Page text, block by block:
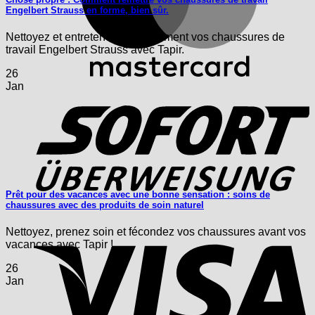
Engelbert Strauss en forme, bien sûr.
Nettoyez et entretenez naturellement vos chaussures de
travail Engelbert Strauss avec Tapir.
26
Jan
Prêt pour des vacances avec une bonne sensation : soins de
chaussures avec des produits de soin naturel
Nettoyez, prenez soin et fécondez vos chaussures avant vos
vacances avec Tapir !
26
Jan